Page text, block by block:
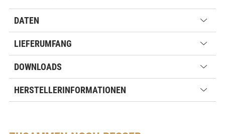
DATEN
LIEFERUMFANG
DOWNLOADS
HERSTELLERINFORMATIONEN